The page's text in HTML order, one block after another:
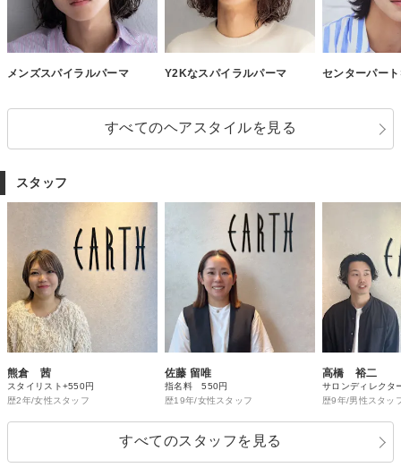
メンズスパイラルパーマ Y2Kなスパイラルパーマ センターパー
すべてのヘアスタイルを見る
スタッフ
熊倉 茜
スタイリスト+550円
歴2年/女性スタッフ
佐藤 留唯
指名料 550円
歴19年/女性スタッフ
高橋 裕二
サロンディレクタ
歴9年/男性スタッ
すべてのスタッフを見る